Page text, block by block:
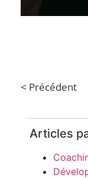
< Précédent
Articles